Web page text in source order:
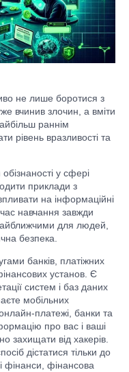
не лише боротися з
вчинив злочин, а вміти
раннім
рівень вразливості та
у сфері
приклади з
на інформаційні
навчання завжди
для людей,
безпека.
банків, платіжних
установ. Є
систем і баз даних
мобільних
онлайн-платежі, банки та
про вас і ваші
захищати від хакерів.
дістатися тільки до
фінанси, фінансова